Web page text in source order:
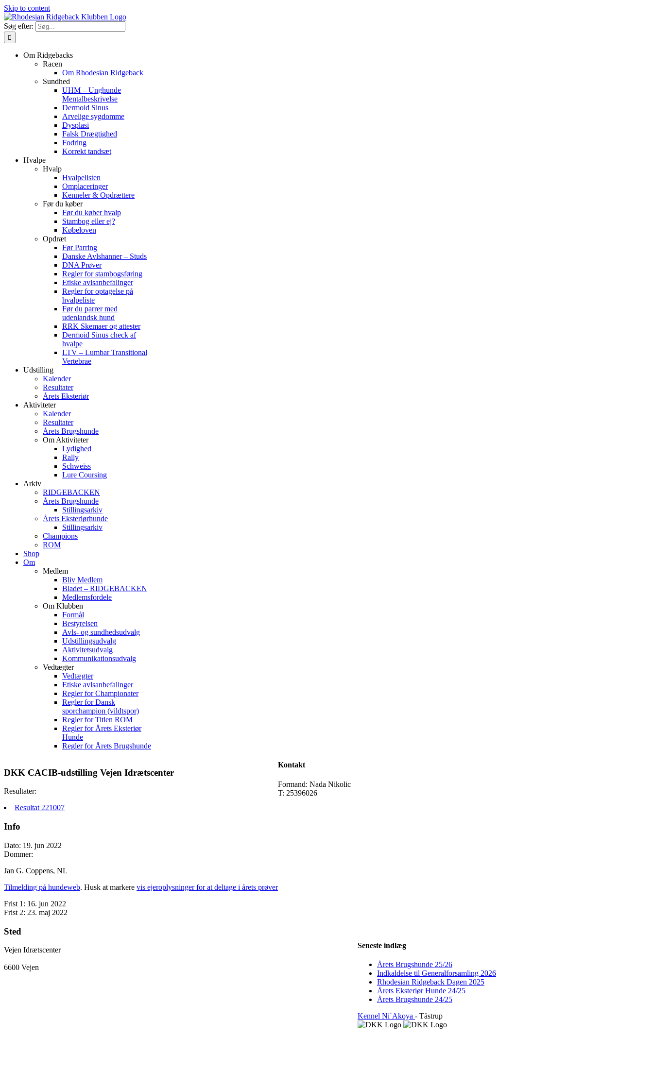
Skip to content
Søg efter:
Om Ridgebacks
Racen
Om Rhodesian Ridgeback
Sundhed
UHM – Unghunde
Mentalbeskrivelse
Dermoid Sinus
Arvelige sygdomme
Dysplasi
Falsk Drægtighed
Fodring
Korrekt tandsæt
Hvalpe
Hvalp
Hvalpelisten
Omplaceringer
Kenneler & Opdrættere
Før du køber
Før du køber hvalp
Stambog eller ej?
Købeloven
Opdræt
Før Parring
Danske Avlshanner – Studs
DNA Prøver
Regler for stambogsføring
Etiske avlsanbefalinger
Regler for optagelse på
hvalpeliste
Før du parrer med
udenlandsk hund
RRK Skemaer og attester
Dermoid Sinus check af
hvalpe
LTV – Lumbar Transitional
Vertebrae
Udstilling
Kalender
Resultater
Årets Eksteriør
Aktiviteter
Kalender
Resultater
Årets Brugshunde
Om Aktiviteter
Lydighed
Rally
Schweiss
Lure Coursing
Arkiv
RIDGEBACKEN
Årets Brugshunde
Stillingsarkiv
Årets Eksteriørhunde
Stillingsarkiv
Champions
ROM
Shop
Om
Medlem
Bliv Medlem
Bladet – RIDGEBACKEN
Medlemsfordele
Om Klubben
Formål
Bestyrelsen
Avls- og sundhedsudvalg
Udstillingsudvalg
Aktivitetsudvalg
Kommunikationsudvalg
Vedtægter
Vedtægter
Etiske avlsanbefalinger
Regler for Championater
Regler for Dansk
sporchampion (vildtspor)
Regler for Titlen ROM
Regler for Årets Eksteriør
Hunde
Regler for Årets Brugshunde
DKK CACIB-udstilling Vejen Idrætscenter
Resultater:
Resultat 221007
Info
Dato: 19. jun 2022
Dommer:
Jan G. Coppens, NL
Tilmelding på hundeweb. Husk at markere vis ejeroplysninger for at deltage i årets prøver
Frist 1: 16. jun 2022
Frist 2: 23. maj 2022
Sted
Vejen Idrætscenter
6600 Vejen
Seneste indlæg
Årets Brugshunde 25/26
Indkaldelse til Generalforsamling 2026
Rhodesian Ridgeback Dagen 2025
Årets Eksteriør Hunde 24/25
Årets Brugshunde 24/25
Kennel Ni´Akoya - Tåstrup
Kontakt
Formand: Nada Nikolic
T: 25396026